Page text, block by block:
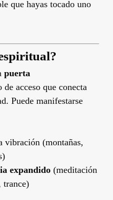
que hayas tocado uno
puerta
de acceso que conecta
Puede manifestarse
vibración (montañas,
expandido(meditación
trance)